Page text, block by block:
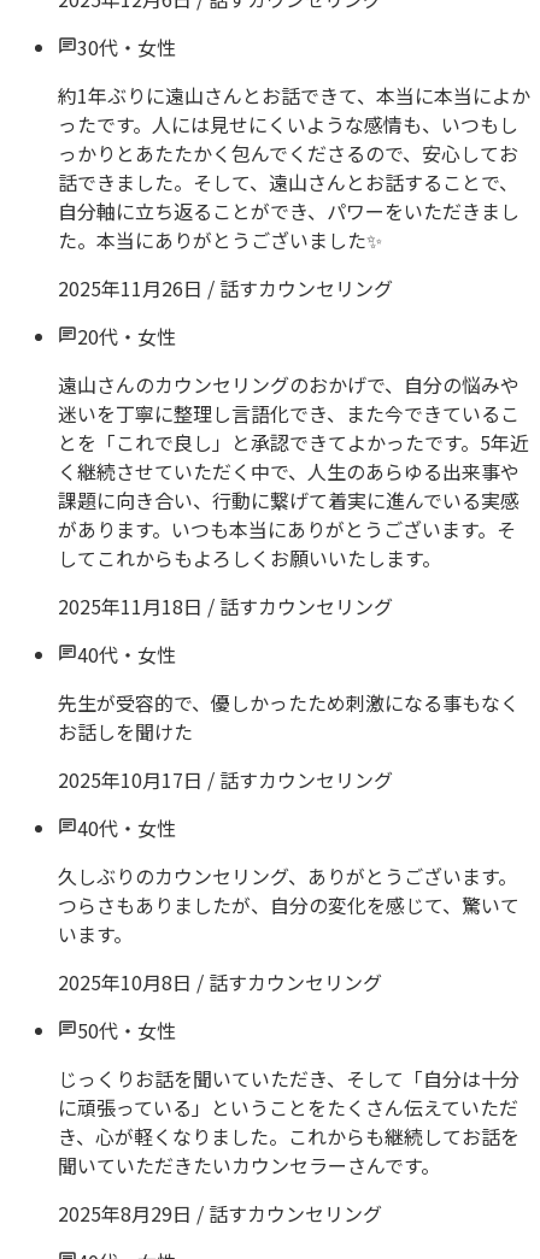
30代 ・ 女性
約1年ぶりに遠山さんとお話できて、本当に本当によか
ったです。人には見せにくいような感情も、いつもし
っかりとあたたかく包んでくださるので、安心してお
話できました。そして、遠山さんとお話することで、
自分軸に立ち返ることができ、パワーをいただきまし
た。本当にありがとうございました✨️
2025年11月26日 / 話すカウンセリング
20代 ・ 女性
遠山さんのカウンセリングのおかげで、自分の悩みや
迷いを丁寧に整理し言語化でき、また今できているこ
とを「これで良し」と承認できてよかったです。5年近
く継続させていただく中で、人生のあらゆる出来事や
課題に向き合い、行動に繋げて着実に進んでいる実感
があります。いつも本当にありがとうございます。そ
してこれからもよろしくお願いいたします。
2025年11月18日 / 話すカウンセリング
40代 ・ 女性
先生が受容的で、優しかったため刺激になる事もなく
お話しを聞けた
2025年10月17日 / 話すカウンセリング
40代 ・ 女性
久しぶりのカウンセリング、ありがとうございます。
つらさもありましたが、自分の変化を感じて、驚いて
います。
2025年10月8日 / 話すカウンセリング
50代 ・ 女性
じっくりお話を聞いていただき、そして「自分は十分
に頑張っている」ということをたくさん伝えていただ
き、心が軽くなりました。これからも継続してお話を
聞いていただきたいカウンセラーさんです。
2025年8月29日 / 話すカウンセリング